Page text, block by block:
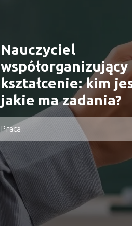
Nauczyciel
współorganizujący
kształcenie: kim
jakie ma zadania?
Praca